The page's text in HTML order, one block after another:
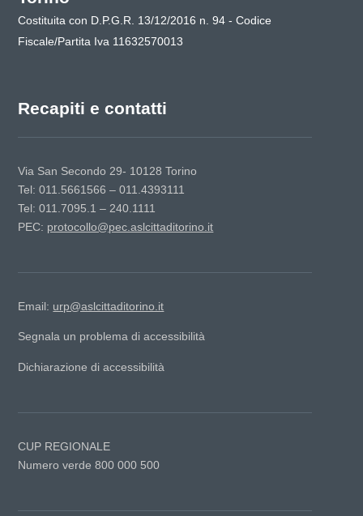
Costituita con D.P.G.R. 13/12/2016 n. 94 - Codice
Fiscale/Partita Iva 11632570013
Recapiti e contatti
Via San Secondo 29- 10128 Torino
Tel: 011.5661566 – 011.4393111
Tel: 011.7095.1 – 240.1111
PEC: protocollo@pec.aslcittaditorino.it
Email: urp@aslcittaditorino.it
Segnala un problema di accessibilità
Dichiarazione di accessibilità
CUP REGIONALE
Numero verde 800 000 500